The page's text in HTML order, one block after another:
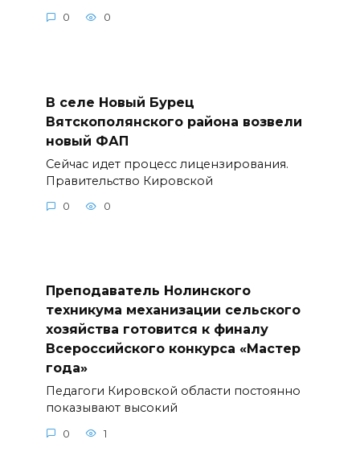
0 0
В селе Новый Бурец
Вятскополянского района возвели
новый ФАП
Сейчас идет процесс лицензирования.
Правительство Кировской
0 0
Преподаватель Нолинского
техникума механизации сельского
хозяйства готовится к финалу
Всероссийского конкурса «Мастер
года»
Педагоги Кировской области постоянно
показывают высокий
0 1